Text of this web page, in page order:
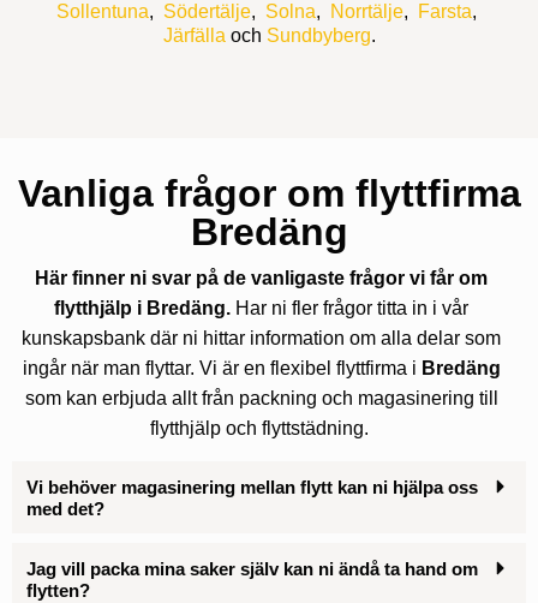
Sollentuna, Södertälje, Solna, Norrtälje, Farsta,
Järfälla och Sundbyberg.
Vanliga frågor om flyttfirma
Bredäng
Här finner ni svar på de vanligaste frågor vi får om
flytthjälp i Bredäng. Har ni fler frågor titta in i vår
kunskapsbank där ni hittar information om alla delar som
ingår när man flyttar. Vi är en flexibel flyttfirma i Bredäng
som kan erbjuda allt från packning och magasinering till
flytthjälp och flyttstädning.
Vi behöver magasinering mellan flytt kan ni hjälpa oss
med det?
Jag vill packa mina saker själv kan ni ändå ta hand om
flytten?